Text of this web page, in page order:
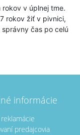
rokov v úplnej tme.
rokov žiť v pivnici,
čas po celú
informácie
predajcovia